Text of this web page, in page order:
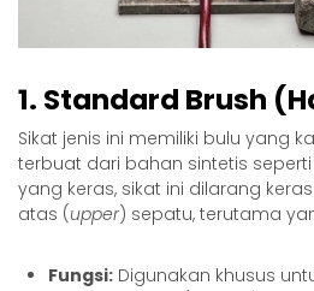
1. Standard Brush
Sikat jenis ini memiliki bulu yang
terbuat dari bahan sintetis
yang keras, sikat ini dilarang
atas (upper) sepatu, terutama
Fungsi: Digunakan khusus